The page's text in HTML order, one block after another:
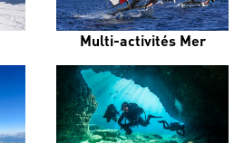
Multi-activités Mer